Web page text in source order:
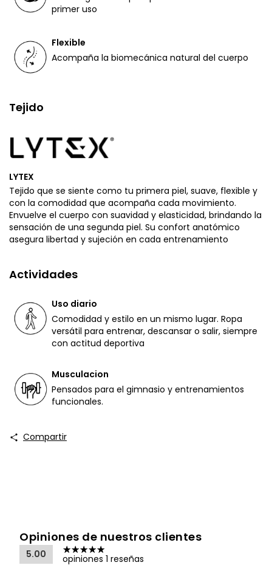
primer uso
Flexible
Acompaña la biomecánica natural del cuerpo
Tejido
LYTEX
Tejido que se siente como tu primera piel, suave, flexible y
con la comodidad que acompaña cada movimiento.
Envuelve el cuerpo con suavidad y elasticidad, brindando la
sensación de una segunda piel. Su confort anatómico
asegura libertad y sujeción en cada entrenamiento
Actividades
Uso diario
Comodidad y estilo en un mismo lugar. Ropa
versátil para entrenar, descansar o salir, siempre
con actitud deportiva
Musculacion
Pensados para el gimnasio y entrenamientos
funcionales.
Compartir
Opiniones de nuestros clientes
5.00 opiniones 1 reseñas